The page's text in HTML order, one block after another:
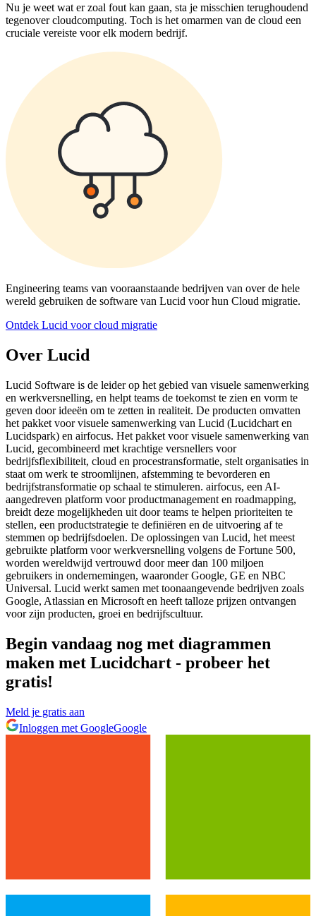
Nu je weet wat er zoal fout kan gaan, sta je misschien terughoudend
tegenover cloudcomputing. Toch is het omarmen van de cloud een
cruciale vereiste voor elk modern bedrijf.
Engineering teams van vooraanstaande bedrijven van over de hele
wereld gebruiken de software van Lucid voor hun Cloud migratie.
Ontdek Lucid voor cloud migratie
Over Lucid
Lucid Software is de leider op het gebied van visuele samenwerking
en werkversnelling, en helpt teams de toekomst te zien en vorm te
geven door ideeën om te zetten in realiteit. De producten omvatten
het pakket voor visuele samenwerking van Lucid (Lucidchart en
Lucidspark) en airfocus. Het pakket voor visuele samenwerking van
Lucid, gecombineerd met krachtige versnellers voor
bedrijfsflexibiliteit, cloud en procestransformatie, stelt organisaties in
staat om werk te stroomlijnen, afstemming te bevorderen en
bedrijfstransformatie op schaal te stimuleren. airfocus, een AI-
aangedreven platform voor productmanagement en roadmapping,
breidt deze mogelijkheden uit door teams te helpen prioriteiten te
stellen, een productstrategie te definiëren en de uitvoering af te
stemmen op bedrijfsdoelen. De oplossingen van Lucid, het meest
gebruikte platform voor werkversnelling volgens de Fortune 500,
worden wereldwijd vertrouwd door meer dan 100 miljoen
gebruikers in ondernemingen, waaronder Google, GE en NBC
Universal. Lucid werkt samen met toonaangevende bedrijven zoals
Google, Atlassian en Microsoft en heeft talloze prijzen ontvangen
voor zijn producten, groei en bedrijfscultuur.
Begin vandaag nog met diagrammen
maken met Lucidchart - probeer het
gratis!
Meld je gratis aan
Inloggen met GoogleGoogle